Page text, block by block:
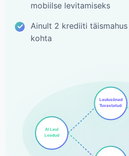
mobiilse levitamiseks
Ainult 2 krediiti
kohta
AI Laul
Loodud
Laulusõnad
Tuvastatud